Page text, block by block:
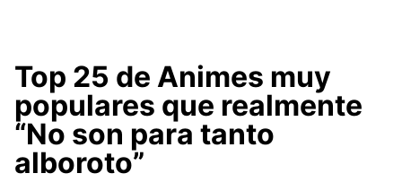
Top 25 de Animes muy
populares que realmente
“No son para tanto
alboroto”